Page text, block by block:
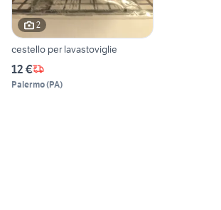
2
cestello per lavastoviglie
12 €
Palermo(PA)